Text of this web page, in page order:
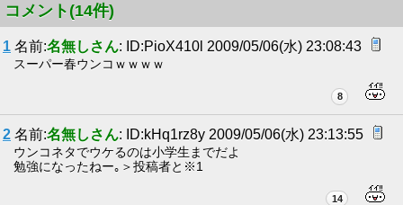
コメント(14件)
1 名前:名無しさん: ID:PioX410l 2009/05/06(水) 23:08:43
スーパー春ウンコｗｗｗｗ
8
2 名前:名無しさん: ID:kHq1rz8y 2009/05/06(水) 23:13:55
ウンコネタでウケるのは小学生までだよ
勉強になったねー｡＞投稿者と※1
14